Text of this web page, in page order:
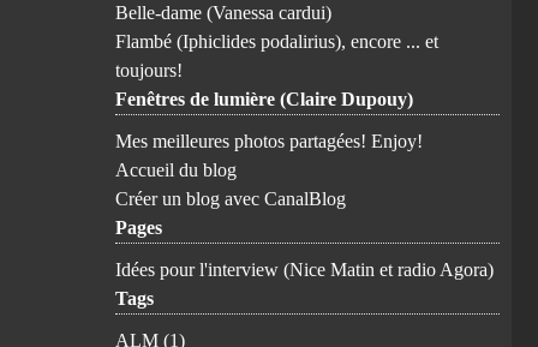
Belle-dame (Vanessa cardui)
Flambé (Iphiclides podalirius), encore ... et
toujours!
Fenêtres de lumière (Claire Dupouy)
Mes meilleures photos partagées! Enjoy!
Accueil du blog
Créer un blog avec CanalBlog
Pages
Idées pour l'interview (Nice Matin et radio Agora)
Tags
ALM (1)